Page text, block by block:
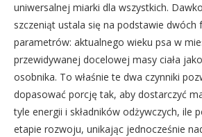
uniwersalnej miarki dla wszystkich.
szczeniąt ustala się na podstawie dwóch
parametrów: aktualnego wieku psa w
przewidywanej docelowej masy ciała
osobnika. To właśnie te dwa czynniki
dopasować porcję tak, aby dostarczyć
tyle energii i składników odżywczych, ile
etapie rozwoju, unikając jednocześnie